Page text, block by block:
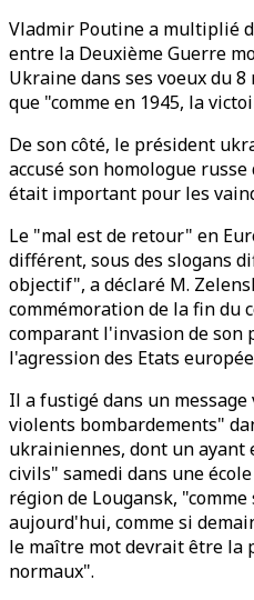
Vladmir Poutine a multiplié
entre la Deuxième Guerre
Ukraine dans ses voeux du
que "comme en 1945, la
De son côté, le président
accusé son homologue
était important pour les
Le "mal est de retour" en
différent, sous des slogans
objectif", a déclaré M.
commémoration de la fin du
comparant l'invasion de son
l'agression des Etats
Il a fustigé dans un
violents bombardements"
ukrainiennes, dont un ayant
civils" samedi dans une
région de Lougansk,
aujourd'hui, comme si
le maître mot devrait être la
normaux".